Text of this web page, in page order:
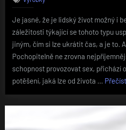
Je jasné, že je lidský život možný i
záležitosti týkající se tohoto typu
jiným, čím si lze ukrátit čas, a je to.
Pochopitelně ne zrovna
schopnost provozovat sex, přichází
potěšení, jaká lze od života … Přečíst